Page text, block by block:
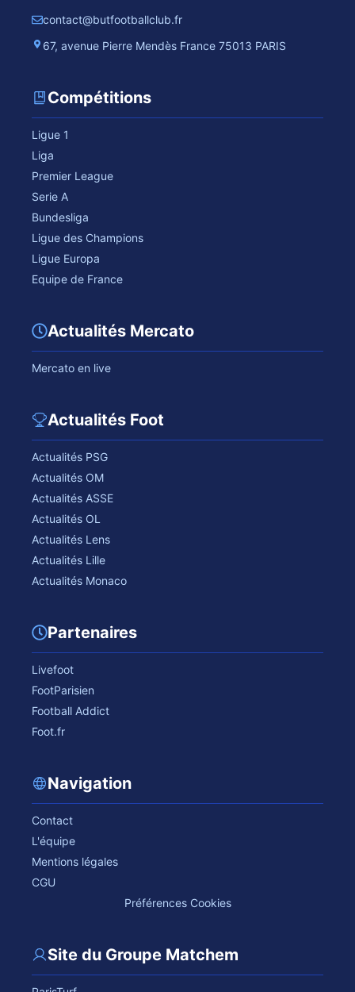
contact@butfootballclub.fr
67, avenue Pierre Mendès France 75013 PARIS
Compétitions
Ligue 1
Liga
Premier League
Serie A
Bundesliga
Ligue des Champions
Ligue Europa
Equipe de France
Actualités Mercato
Mercato en live
Actualités Foot
Actualités PSG
Actualités OM
Actualités ASSE
Actualités OL
Actualités Lens
Actualités Lille
Actualités Monaco
Partenaires
Livefoot
FootParisien
Football Addict
Foot.fr
Navigation
Contact
L'équipe
Mentions légales
CGU
Préférences Cookies
Site du Groupe Matchem